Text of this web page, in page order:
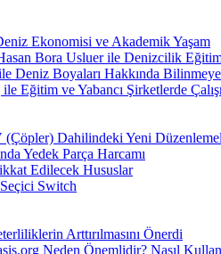
Ekonomisi ve Akademik Yaşam
Bora Usluer ile Denizcilik
Deniz Boyaları Hakkında
Eğitim ve Yabancı Şirketlerde
Dahilindeki Yeni
Yedek Parça Harcamı
Edilecek Hususlar
Switch
Arttırılmasını Önerdi
Neden Önemlidir? Nasıl